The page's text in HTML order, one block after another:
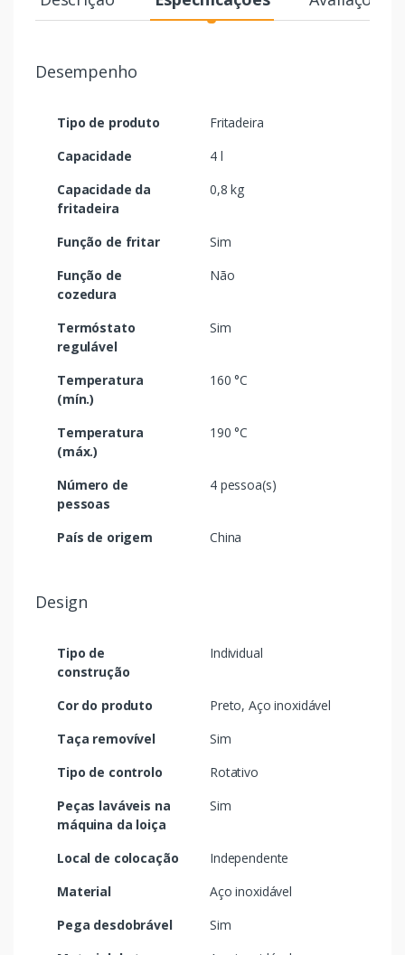
Desempenho
Tipo de produto
Fritadeira
Capacidade
4 l
Capacidade da
fritadeira
0,8 kg
Função de fritar
Sim
Função de
cozedura
Não
Termóstato
regulável
Sim
Temperatura
(mín.)
160 °C
Temperatura
(máx.)
190 °C
Número de
pessoas
4 pessoa(s)
País de origem China
Design
Tipo de
construção
Individual
Cor do produto
Preto, Aço inoxidável
Taça removível
Sim
Tipo de controlo
Rotativo
Peças laváveis na
máquina da loiça
Sim
Local de colocação
Independente
Material
Aço inoxidável
Pega desdobrável
Sim